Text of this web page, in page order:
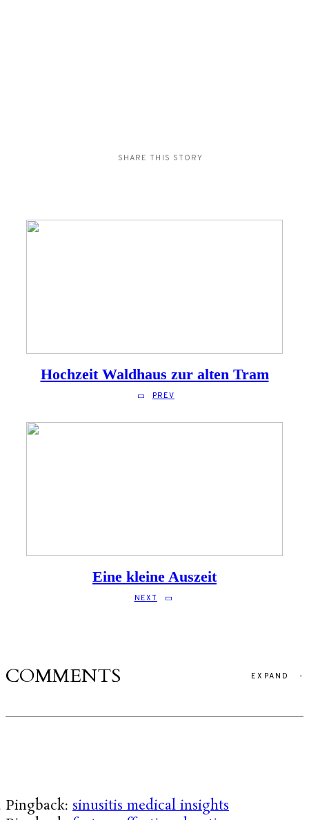
SHARE THIS STORY
Hochzeit Waldhaus zur alten Tram
PREV
Eine kleine Auszeit
NEXT
COMMENTS EXPAND -
Pingback: sinusitis medical insights